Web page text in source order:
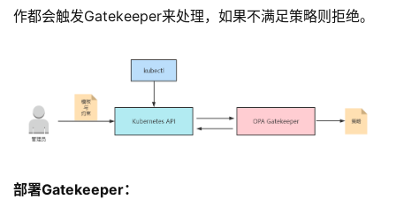
作都会触发Gatekeeper来处理，如果不满足策略则拒绝。
部署Gatekeeper：